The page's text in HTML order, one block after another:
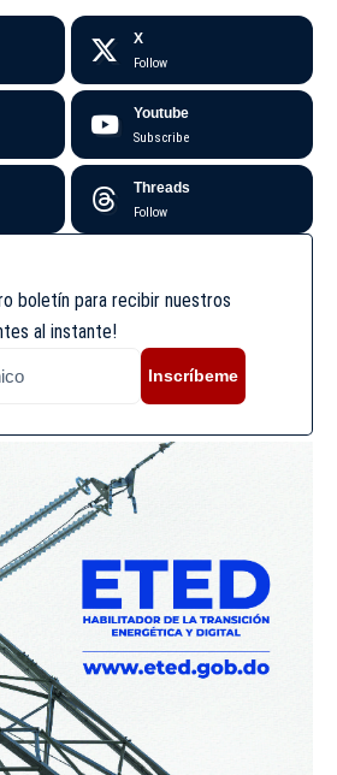
X
Follow
Youtube
Subscribe
Threads
Follow
boletín para recibir nuestros
al instante!
Inscríbeme